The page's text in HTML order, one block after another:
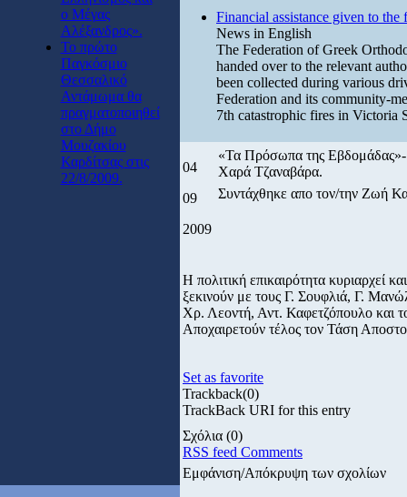
ο Μέγας
Αλέξανδρος».
Το πρώτο
Παγκόσμιο
Θεσσαλικό
Αντάμωμα θα
πραγματοποιηθεί
στο Δήμο
Μουζακίου
Καρδίτσας στις
22/8/2009.
Financial assistance given to
News in English
The Federation of Greek
handed over to the relevant
been collected during various
Federation and its community-
7th catastrophic fires in Victoria
04
09
2009
«Τα Πρόσωπα της Εβδομάδας»-
Χαρά Τζαναβάρα.
Συντάχθηκε απο τον/την Ζωή
Η πολιτική επικαιρότητα κυριαρχεί
ξεκινούν με τους Γ. Σουφλιά, Γ.
Χρ. Λεοντή, Αντ. Καφετζόπουλο και
Αποχαιρετούν τέλος τον Τάση
Set as favorite
Trackback(0)
TrackBack URI for this entry
Σχόλια (0)
RSS feed Comments
Εμφάνιση/Απόκρυψη των σχολίων